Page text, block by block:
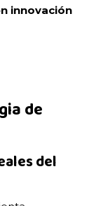
innovación
de
del